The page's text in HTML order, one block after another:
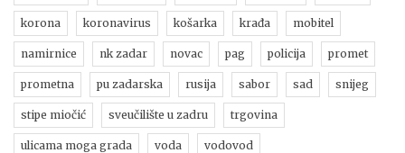
korona koronavirus košarka krađa mobitel
namirnice nk zadar novac pag policija promet
prometna pu zadarska rusija sabor sad snijeg
stipe miočić sveučilište u zadru trgovina
ulicama moga grada voda vodovod